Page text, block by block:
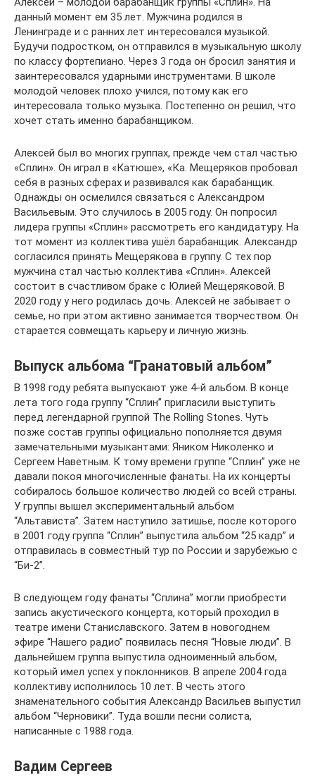
данный момент ем 35 лет. Мужчина родился в
Ленинграде и с ранних лет интересовался музыкой.
Будучи подростком, он отправился в музыкальную школу
по классу фортепиано. Через 3 года он бросил занятия и
заинтересовался ударными инструментами. В школе
молодой человек плохо учился, потому как его
интересовала только музыка. Постепенно он решил, что
хочет стать именно барабанщиком.
Алексей был во многих группах, прежде чем стал частью
«Сплин». Он играл в «Катюше», «Ка. Мещеряков пробовал
себя в разных сферах и развивался как барабанщик.
Однажды он осмелился связаться с Александром
Васильевым. Это случилось в 2005 году. Он попросил
лидера группы «Сплин» рассмотреть его кандидатуру. На
тот момент из коллектива ушёл барабанщик. Александр
согласился принять Мещерякова в группу. С тех пор
мужчина стал частью коллектива «Сплин». Алексей
состоит в счастливом браке с Юлией Мещеряковой. В
2020 году у него родилась дочь. Алексей не забывает о
семье, но при этом активно занимается творчеством. Он
старается совмещать карьеру и личную жизнь.
Выпуск альбома “Гранатовый альбом”
В 1998 году ребята выпускают уже 4-й альбом. В конце
лета того года группу “Сплин” пригласили выступить
перед легендарной группой The Rolling Stones. Чуть
позже состав группы официально пополняется двумя
замечательными музыкантами: Яником Николенко и
Сергеем Наветным. К тому времени группе “Сплин” уже не
давали покоя многочисленные фанаты. На их концерты
собиралось большое количество людей со всей страны.
У группы вышел экспериментальный альбом
“Альтависта”. Затем наступило затишье, после которого
в 2001 году группа “Сплин” выпустила альбом “25 кадр” и
отправилась в совместный тур по России и зарубежью с
“Би-2”.
В следующем году фанаты “Сплина” могли приобрести
запись акустического концерта, который проходил в
театре имени Станиславского. Затем в новогоднем
эфире “Нашего радио” появилась песня “Новые люди”. В
дальнейшем группа выпустила одноименный альбом,
который имел успех у поклонников. В апреле 2004 года
коллективу исполнилось 10 лет. В честь этого
знаменательного события Александр Васильев выпустил
альбом “Черновики”. Туда вошли песни солиста,
написанные с 1988 года.
Вадим Сергеев